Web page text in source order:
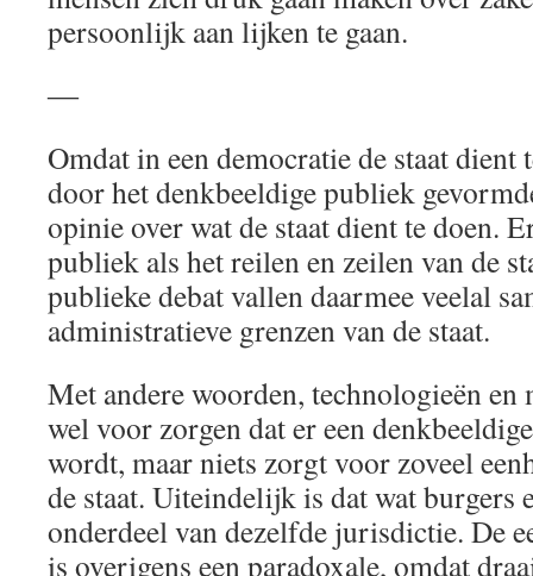
persoonlijk aan lijken te gaan.
―
Omdat in een democratie de staat dient
door het denkbeeldige publiek
opinie over wat de staat dient te doen.
publiek als het reilen en zeilen van de
publieke debat vallen daarmee veelal
administratieve grenzen van de staat.
Met andere woorden, technologieën en
wel voor zorgen dat er een
wordt, maar niets zorgt voor zoveel
de staat. Uiteindelijk is dat wat burgers
onderdeel van dezelfde jurisdictie. De
is overigens een paradoxale, omdat